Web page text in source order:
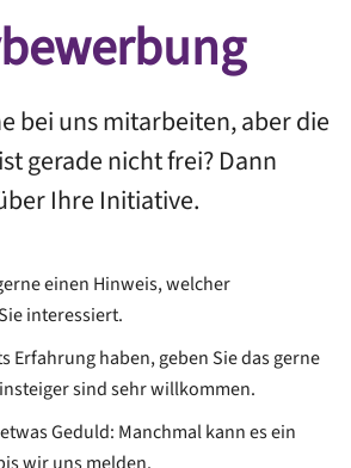
bei uns mitarbeiten, aber die
gerade nicht frei? Dann
Ihre Initiative.
einen Hinweis, welcher
interessiert.
Erfahrung haben, geben Sie das gerne
sind sehr willkommen.
Geduld: Manchmal kann es ein